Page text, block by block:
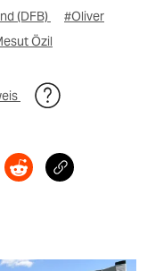
(DFB)
#Oliver
Özil